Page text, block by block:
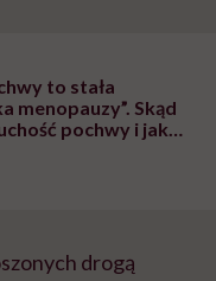
to stała
menopauzy”. Skąd
pochwy i jak
drogą